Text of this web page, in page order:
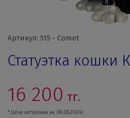
Артикул: 515 - Comet
Статуэтка кошки
16 200 тг.
* Цена актуальна на 08.08.2026г.